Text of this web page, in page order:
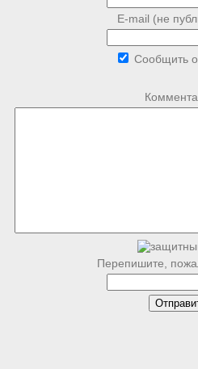
E-mail (не
Сообщить
Перепишите,